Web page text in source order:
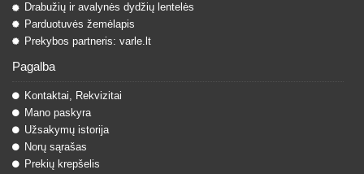
Drabužių ir avalynės dydžių lentelės
Parduotuvės žemėlapis
Prekybos partneris: varle.lt
Pagalba
Kontaktai, Rekvizitai
Mano paskyra
Užsakymų istorija
Norų sąrašas
Prekių krepšelis